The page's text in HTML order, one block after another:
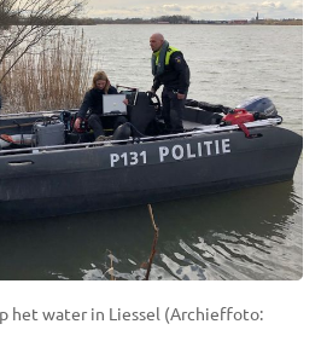
het water in Liessel (Archieffoto: